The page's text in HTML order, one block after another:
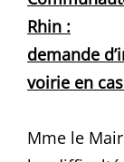
Rhin :
demande
voirie en
Mme le